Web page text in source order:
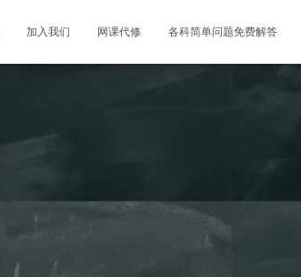
加入我们 网课代修 各科简单问题免费解答